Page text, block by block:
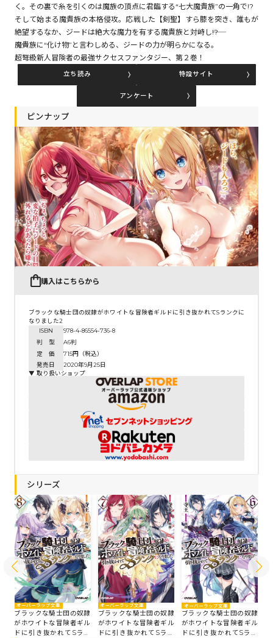
閉じる
く。その裏で糸を引くのは魔族の頂点に君臨する“七大魔貴族”の一角で!?
そして始まる魔貴族の本格侵攻。応戦した【剣聖】すら膝を突き、誰もが
絶望するなか、ジードは絶大な魔力を有する魔貴族と対峙し――!?
――魔貴族に“化け物”と言わしめる、ジードの力が明らかになる。
超弩級新人冒険者の最強サクセスファンタジー、第２巻！
立ち読み 特設サイト
アンケート
ピンナップ
購入はこちらから
ブラックな騎士団の奴隷がホワイトな冒険者ギルドに引き抜かれてSランクに
なりました2
ISBN
978-4-86554-736-8
判 型
A6判
定 価
715円（税込）
発売日
2020年9月25日
▼ 取り扱いショップ
シリーズ
オーバーラップ文庫
ブラックな騎士団の奴隷
がホワイトな冒険者ギル
ドに引き抜かれてSラン
オーバーラップ文庫
ブラックな騎士団の奴隷
がホワイトな冒険者ギル
ドに引き抜かれてSラン
オーバーラップ文庫
ブラックな騎士団の奴隷
がホワイトな冒険者ギル
ドに引き抜かれてSラン